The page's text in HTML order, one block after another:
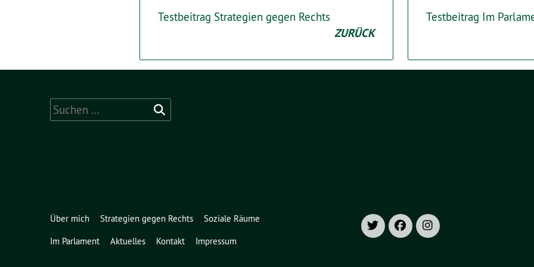
Testbeitrag Strategien gegen Rechts
ZURÜCK
Testbeitrag Im
Suchen
nach:
Über mich Strategien gegen Rechts
Soziale Räume
Im Parlament
Aktuelles Kontakt Impressum